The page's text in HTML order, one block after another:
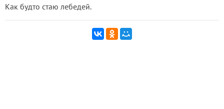
Как будто стаю лебедей.